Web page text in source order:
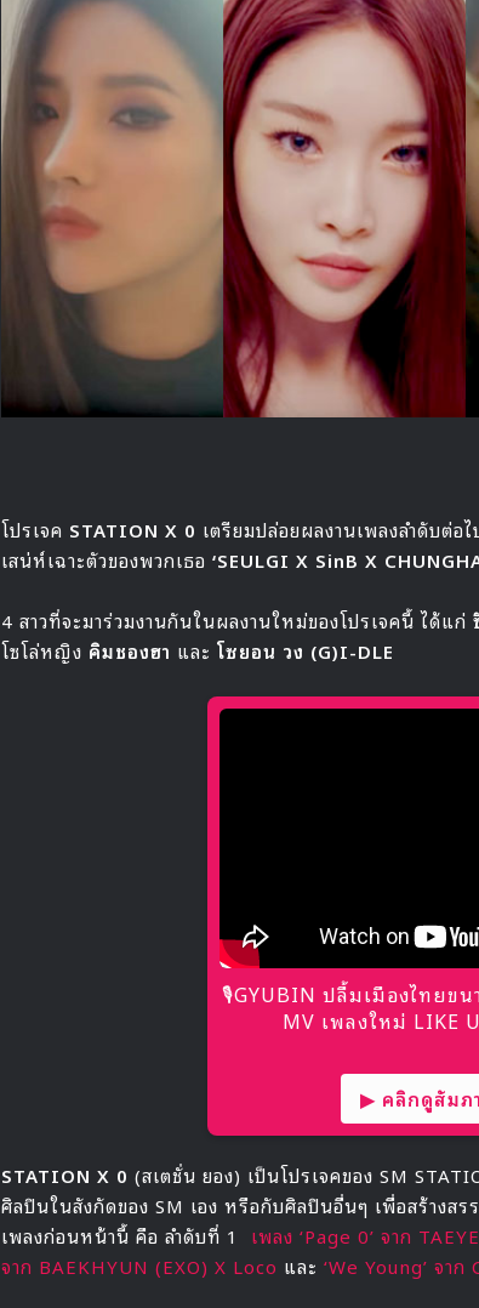
โปรเจค STATION X 0 เตรียมปล่อยผลงานเพลงลำดับต่
เสน่ห์เฉาะตัวของพวกเธอ ‘SEULGI X SinB X
4 สาวที่จะมาร่วมงานกันในผลงานใหม่ของโปรเจคนี้ ได้แก่
โซโล่หญิง คิมชองฮา และ โซยอน วง (G)I-DLE
🎙GYUBIN ปลื้มเมืองไทยข
MV เพลงใหม่ LIKE
▶ คลิกดูสัมภา
STATION X 0 (สเตชั่น ยอง) เป็นโปรเจคของ SM
ศิลปินในสังกัดของ SM เอง หรือกับศิลปินอื่นๆ เพื่อสร้างส
เพลงก่อนหน้านี้ คือ ลำดับที่ 1 เพลง ‘Page 0’ จาก
จาก BAEKHYUN (EXO) X Loco และ ‘We Young’ จาก